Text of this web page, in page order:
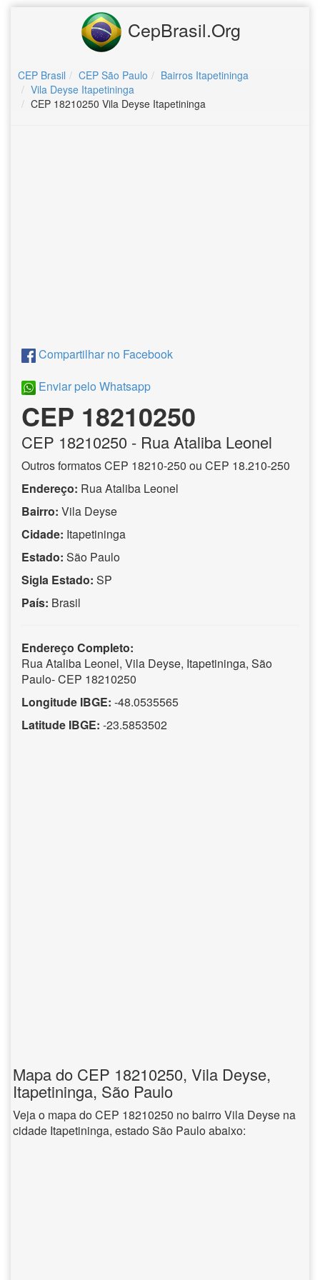
CepBrasil.Org
CEP Brasil CEP São Paulo
Bairros Itapetininga
Vila Deyse Itapetininga
CEP 18210250 Vila Deyse Itapetininga
Compartilhar no Facebook
Enviar pelo Whatsapp
CEP 18210250
CEP 18210250 - Rua Ataliba Leonel
Outros formatos CEP 18210-250 ou CEP 18.210-250
Endereço: Rua Ataliba Leonel
Bairro: Vila Deyse
Cidade: Itapetininga
Estado: São Paulo
Sigla Estado: SP
País: Brasil
Endereço Completo:
Rua Ataliba Leonel, Vila Deyse, Itapetininga, São
Paulo- CEP 18210250
Longitude IBGE: -48.0535565
Latitude IBGE: -23.5853502
Mapa do CEP 18210250, Vila Deyse,
Itapetininga, São Paulo
Veja o mapa do CEP 18210250 no bairro Vila Deyse na
cidade Itapetininga, estado São Paulo abaixo: